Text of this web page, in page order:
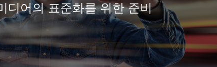
디어의 표준화를 위한 준비